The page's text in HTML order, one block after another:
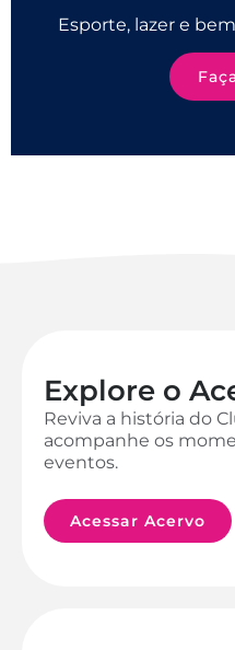
Esporte, lazer e
Explore o
Reviva a história do
acompanhe os
eventos.
Acessar Acervo